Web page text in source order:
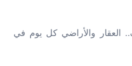
العقار والأراضي كل يوم في